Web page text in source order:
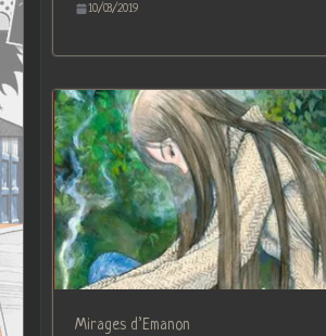
10/03/2019
Mirages d’Emanon